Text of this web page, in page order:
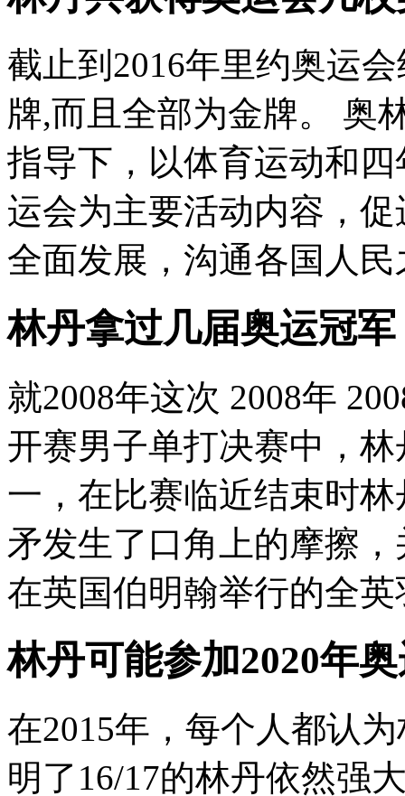
截止到2016年里约奥运
牌,而且全部为金牌。 奥
指导下，以体育运动和
运会为主要活动内容，
全面发展，沟通各国人
林丹拿过几届奥运冠军
就2008年这次 2008年
开赛男子单打决赛中，
一，在比赛临近结束时
矛发生了口角上的摩擦
在英国伯明翰举行的全
林丹可能参加2020年
在2015年，每个人都认
明了16/17的林丹依然强